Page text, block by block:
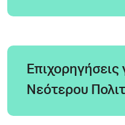
Νεότερου